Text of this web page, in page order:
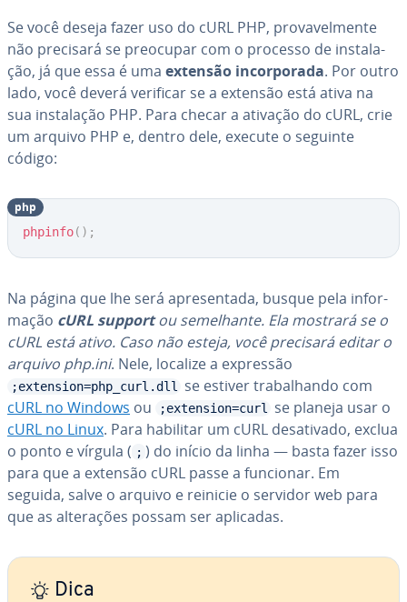
Se você deseja fazer uso do cURL PHP, pro­va­vel­mente
não precisará se preocupar com o processo de ins­ta­la­
ção, já que essa é uma extensão in­cor­po­rada. Por outro
lado, você deverá verificar se a extensão está ativa na
sua ins­ta­la­ção PHP. Para checar a ativação do cURL, crie
um arquivo PHP e, dentro dele, execute o seguinte
código:
phpinfo( ) ;
php
Na página que lhe será apre­sen­tada, busque pela in­for­
ma­ção cURL support ou se­me­lhante. Ela mostrará se o
cURL está ativo. Caso não esteja, você precisará editar o
arquivo php.ini. Nele, localize a expressão
;extension=php_curl.dll
se estiver tra­ba­lhando com
cURL no Windows ou ;extension=curl
se planeja usar o
cURL no Linux. Para habilitar um cURL de­sa­ti­vado, exclua
o ponto e vírgula ( ; ) do início da linha — basta fazer isso
para que a extensão cURL passe a funcionar. Em
seguida, salve o arquivo e reinicie o servidor web para
que as al­te­ra­ções possam ser aplicadas.
Dica